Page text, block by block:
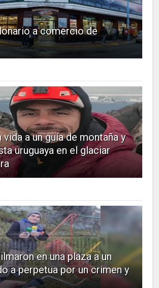
a comercio de
vida a un guía de montaña y
uruguaya en el glaciar
en una plaza a un
a perpetua por un crimen y